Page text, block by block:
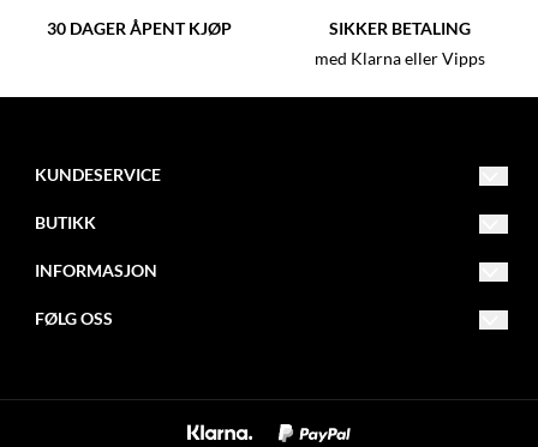
30 DAGER ÅPENT KJØP SIKKER BETALING
med Klarna eller Vipps
KUNDESERVICE
post@glassmagasinet.com
6700 Måløy
BUTIKK
Logg inn
INFORMASJON
Nyhetsbrev
FØLG OSS